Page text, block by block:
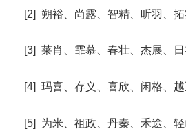
[2] 朔裕、尚露、智精、听羽、
[3] 莱肖、霏慕、春壮、杰展、
[4] 玛喜、存义、喜欣、闲格、
[5] 为米、祖政、丹秦、禾途、